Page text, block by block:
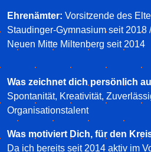
Ehrenämter: Vorsitzende des
Staudinger-Gymnasium seit 2018
Neuen Mitte Miltenberg seit 2014
Was zeichnet dich persönlich
Spontanität, Kreativität,
Organisationstalent
Was motiviert Dich, für den
Da ich bereits seit 2014 aktiv im